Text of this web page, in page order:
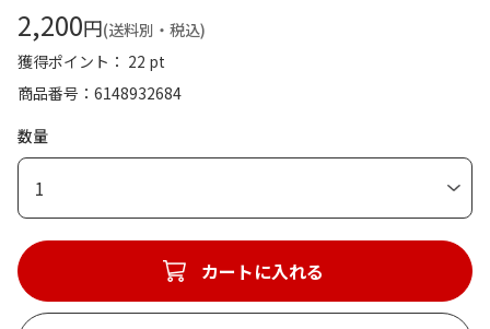
2,200円(送料別・税込)
獲得ポイント： 22 pt
商品番号
6148932684
数量
1
カートに入れる